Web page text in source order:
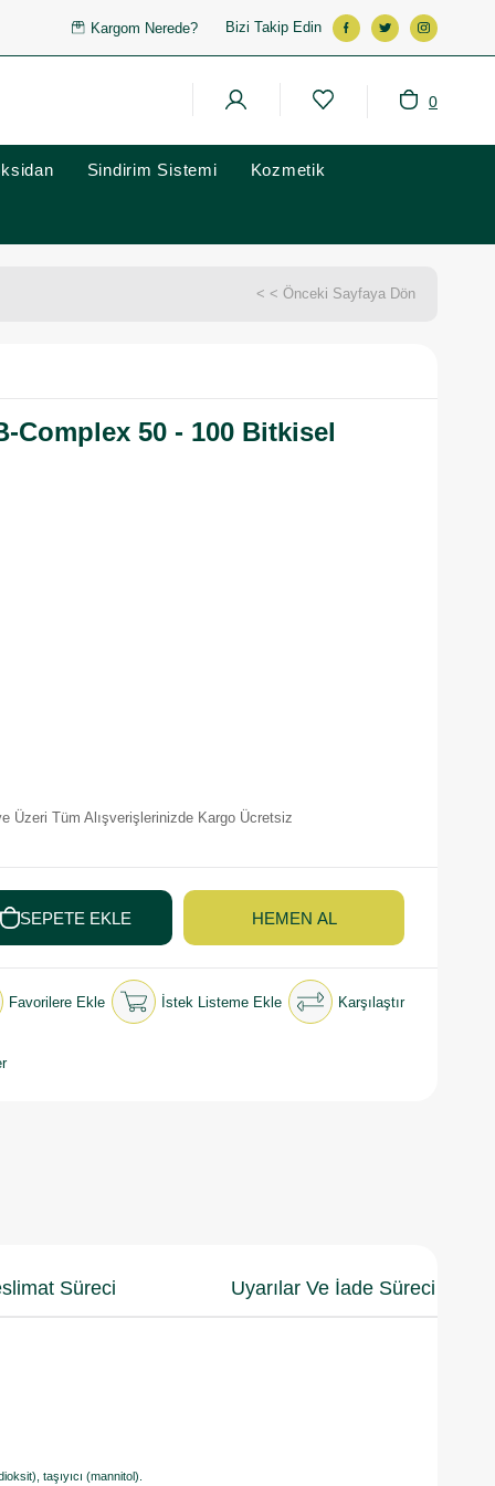
Kargom Nerede? Bizi Takip Edin
0
Sindirim Sistemi Kozmetik
< < Önceki Sayfaya Dön
Complex 50 - 100 Bitkisel
Üzeri Tüm Alışverişlerinizde Kargo Ücretsiz
Favorilere Ekle İstek Listeme Ekle Karşılaştır
Süreci Uyarılar Ve İade Süreci
taşıyıcı (mannitol).